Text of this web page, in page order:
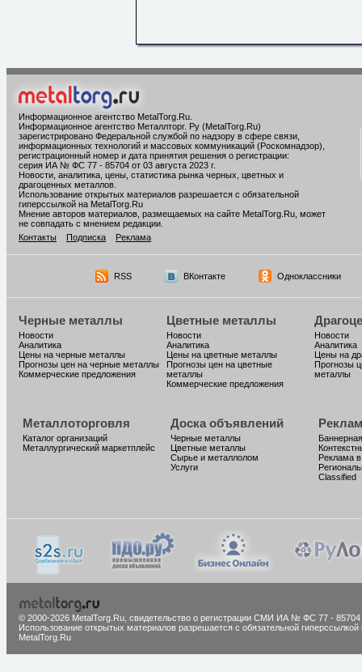
Информационное агентство MetalTorg.Ru
Информационное агентство Металлторг. Ру (MetalTorg.Ru)
зарегистрировано Федеральной службой по надзору в сфере связи,
информационных технологий и массовых коммуникаций (Роскомнадзор),
регистрационный номер и дата принятия решения о регистрации:
серия ИА № ФС 77 - 85704 от 03 августа 2023 г.
Новости, аналитика, цены, статистика рынка черных, цветных и
драгоценных металлов.
Использование открытых материалов разрешается с обязательной
гиперссылкой на MetalTorg.Ru
Мнение авторов материалов, размещаемых на сайте MetalTorg.Ru, может
не совпадать с мнением редакции.
Контакты
Подписка Реклама
RSS ВКонтакте Одноклассники
Черные металлы
Новости
Аналитика
Цены на черные металлы
Прогнозы цен на черные металлы
Коммерческие предложения
Цветные металлы
Новости
Аналитика
Цены на цветные металлы
Прогнозы цен на цветные
металлы
Коммерческие предложения
Новости
Аналитика
Цены на
Прогнозы
металлы
Металлоторговля
Каталог организаций
Металлургический маркетплейс
Доска объявлений
Черные металлы
Цветные металлы
Сырье и металлолом
Услуги
Реклама
Classified
© 2000-2026 MetalTorg.Ru, cвидетельство о регистрации СМИ ИА № ФС 77 - 85704
Использование открытых материалов разрешается с обязательной гиперссылкой
MetalTorg.Ru